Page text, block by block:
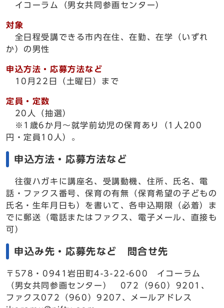
イコーラム（男女共同参画センター）
対象
全日程受講できる市内在住、在勤、在学（いずれ
か）の男性
申込方法・応募方法など
10月22日（土曜日）まで
定員・定数
20人（抽選）
※1歳6か月～就学前幼児の保育あり（1人200
円・定員10人）。
申込方法・応募方法など
往復ハガキに講座名、受講動機、住所、氏名、電
話・ファクス番号、保育の有無（保育希望の子どもの
氏名・生年月日も）を書いて、各申込期限（必着）ま
でに郵送（電話またはファクス、電子メール、直接も
可）
申込み先・応募先など 問合せ先
〒578・0941岩田町4-3-22-600 イコーラム
（男女共同参画センター） 072（960）9201、
ファクス072（960）9207、メールアドレス